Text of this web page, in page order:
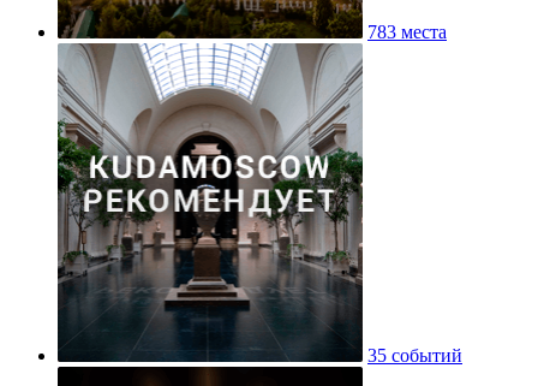
783 места
35 событий